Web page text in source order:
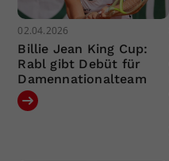
02.04.2026
Billie Jean King Cup:
Rabl gibt Debüt für
Damennationalteam